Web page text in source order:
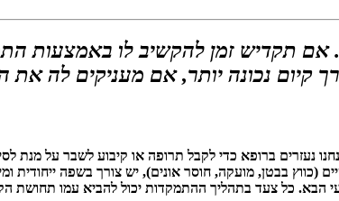
אם תקדיש זמן להקשיב לו
קיום נכונה יותר, אם מעניקים לה
נעזרים ברופא כדי לקבל תרופה או קיבוע לשבר על
(כווץ בבטן, מועקה, חוסר אונים), יש צורך בשפה ייחודית
כל צעד בתהליך ההתמקדות יכול להביא עמו תחושת